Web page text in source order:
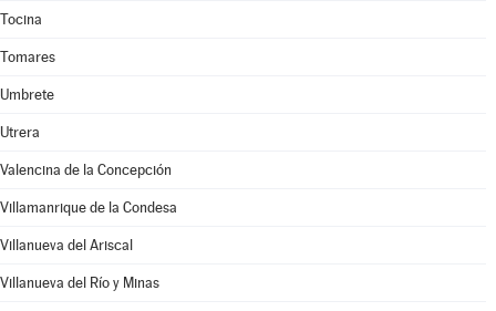
Tocina
Tomares
Umbrete
Utrera
Valencina de la Concepción
Villamanrique de la Condesa
Villanueva del Ariscal
Villanueva del Río y Minas